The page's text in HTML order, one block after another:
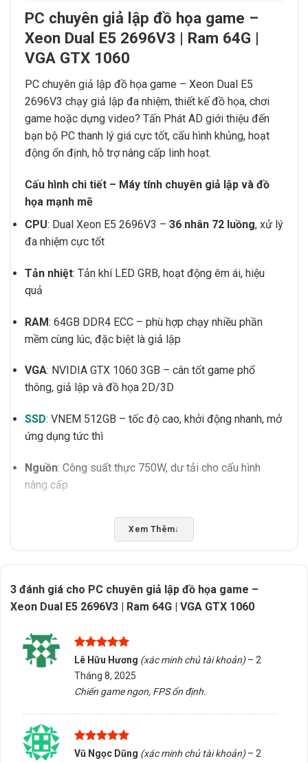
PC chuyên giả lập đồ họa game –
Xeon Dual E5 2696V3 | Ram 64G |
VGA GTX 1060
PC chuyên giả lập đồ họa game – Xeon Dual E5
2696V3 chạy giả lập đa nhiệm, thiết kế đồ họa, chơi
game hoặc dựng video? Tấn Phát AD giới thiệu đến
bạn bộ PC thanh lý giá cực tốt, cấu hình khủng, hoạt
động ổn định, hỗ trợ nâng cấp linh hoạt.
Cấu hình chi tiết – Máy tính chuyên giả lập và đồ
họa mạnh mẽ
CPU: Dual Xeon E5 2696V3 – 36 nhân 72 luồng, xử lý
đa nhiệm cực tốt
Tản nhiệt: Tản khí LED GRB, hoạt động êm ái, hiệu
quả
RAM: 64GB DDR4 ECC – phù hợp chạy nhiều phần
mềm cùng lúc, đặc biệt là giả lập
VGA: NVIDIA GTX 1060 3GB – cân tốt game phổ
thông, giả lập và đồ họa 2D/3D
SSD: VNEM 512GB – tốc độ cao, khởi động nhanh, mở
ứng dụng tức thì
Nguồn: Công suất thực 750W, dư tải cho cấu hình
nâng cấp
: Full gear, thiết kế gaming hiện đại, đẹp mắt
Xem Thêm↓
3 đánh giá cho PC chuyên giả lập đồ họa game –
Xeon Dual E5 2696V3 | Ram 64G | VGA GTX 1060
Được xếp
sao
Lê Hữu Hương (xác minh chủ tài khoản) – 2
Tháng 8, 2025
Chiến game ngon, FPS ổn định.
Được xếp
Vũ Ngọc Dũng (xác minh chủ tài khoản) – 2